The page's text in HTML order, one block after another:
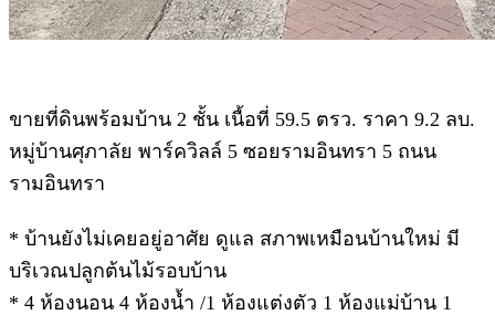
ขายที่ดินพร้อมบ้าน 2 ชั้น เนื้อที่ 59.5 ตรว. ราคา 9.2 ลบ.
หมู่บ้านศุภาลัย พาร์ควิลล์ 5 ซอยรามอินทรา 5 ถนน
รามอินทรา
* บ้านยังไม่เคยอยู่อาศัย ดูแล สภาพเหมือนบ้านใหม่ มี
บริเวณปลูกต้นไม้รอบบ้าน
* 4 ห้องนอน 4 ห้องน้ำ /1 ห้องแต่งตัว 1 ห้องแม่บ้าน 1